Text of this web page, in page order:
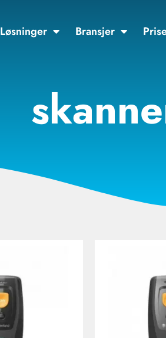
Løsninger Bransjer